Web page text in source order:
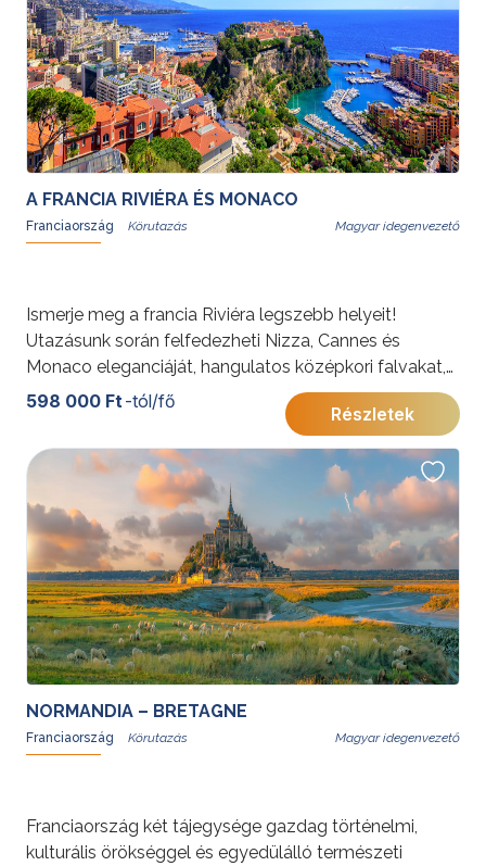
A FRANCIA RIVIÉRA ÉS MONACO
Franciaország Magyar idegenvezető
Ismerje meg a francia Riviéra legszebb helyeit!
Utazásunk során felfedezheti Nizza, Cannes és
Monaco eleganciáját, hangulatos középkori falvakat,
mediterrán panorámákat és világhírű látnivalókat.
További érdekességekért Franciaországról kattintson
ide.
598 000 Ft-tól/fő
Részletek
NORMANDIA – BRETAGNE
Franciaország Magyar idegenvezető
Franciaország két tájegysége gazdag történelmi,
kulturális örökséggel és egyedülálló természeti